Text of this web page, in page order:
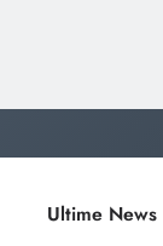
Ultime News